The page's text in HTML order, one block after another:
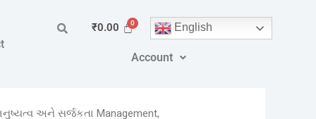
₹0.00 English
Account
અને સર્જકતા Management,